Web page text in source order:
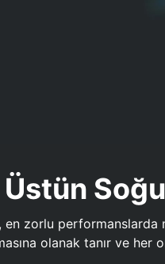
Üstün
zorlu performanslarda
olanak tanır ve her